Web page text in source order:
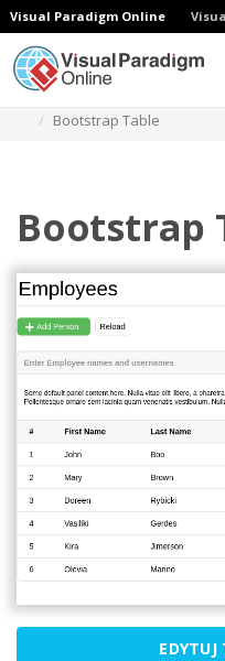
Visual Paradigm Online
Bootstrap Table
Bootstrap